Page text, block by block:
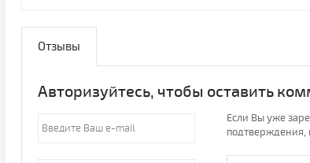
Отзывы
Авторизуйтесь, чтобы оставить
Если Вы уже
подтверждения,